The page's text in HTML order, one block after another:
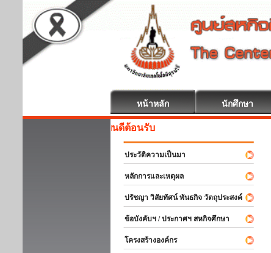
หน้าหลัก นักศึกษา
สหกิจศึกษา ยินดีต้อนรับ
ประวัติความเป็นมา
หลักการและเหตุผล
ปรัชญา วิสัยทัศน์ พันธกิจ วัตถุประสงค์
ข้อบังคับฯ / ประกาศฯ สหกิจศึกษา
โครงสร้างองค์กร